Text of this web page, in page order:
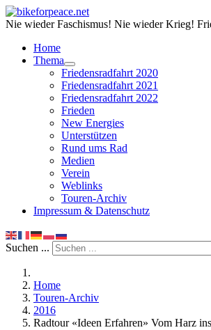
Nie wieder Faschismus! Nie wieder Krieg!
Home
Thema
Friedensradfahrt 2020
Friedensradfahrt 2021
Friedensradfahrt 2022
Frieden
New Energies
Unterstützen
Rund ums Rad
Medien
Verein
Weblinks
Touren-Archiv
Impressum & Datenschutz
Suchen ...
Home
Touren-Archiv
2016
Radtour «Ideen Erfahren» Vom Harz